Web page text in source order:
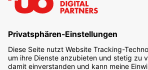
Datenschutz
Einstellungen
Impressum
Newsletter abonnieren